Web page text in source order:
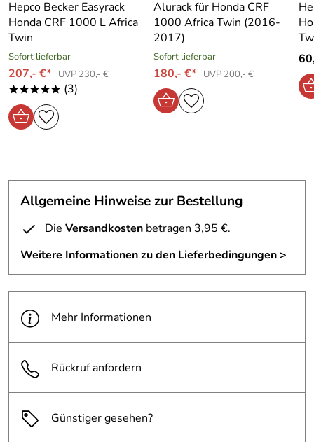
Die Fakten:
• Wirksamer Schutz beim Offroadeinsatz gegen
Steinschlag und bei Überfahrten
• Technisch hochwertige Verarbeitung - optisches
Highlight
• Gefertigt aus hochfestem Aluminium, je nach Modell 3-4
mm stark
• Passgenaue Fertigung, der Form des Motors und der
Auspuffanlage fahrzeugspezifisch angepaßt
Hersteller: Hepco & Becker GmbH , An der Steinmauer 6
66955 Pirmasens Deutschland, www.hepco-becker.de
Verantwortliche Person: Hepco & Becker GmbH, An der
Steinmauer 6 66955 Pirmasens Deutschland,
www.hepco-becker.de
Hepco Becker Easyrack
Honda CRF 1000 L Africa
Twin
Sofort lieferbar
207,- €* UVP 230,- €
***** (3)
Alurack für Honda CRF
1000 Africa Twin (2016-
2017)
Sofort lieferbar
180,- €* UVP 200,- €
Allgemeine Hinweise zur Bestellung
Die Versandkosten betragen 3,95 €.
Weitere Informationen zu den Lieferbedingungen >
Mehr Informationen
Rückruf anfordern
Günstiger gesehen?